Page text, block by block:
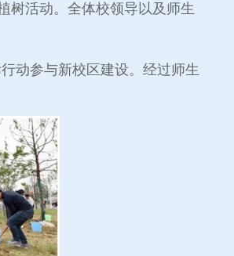
活动。全体校领导以及师生
动参与新校区建设。经过师生